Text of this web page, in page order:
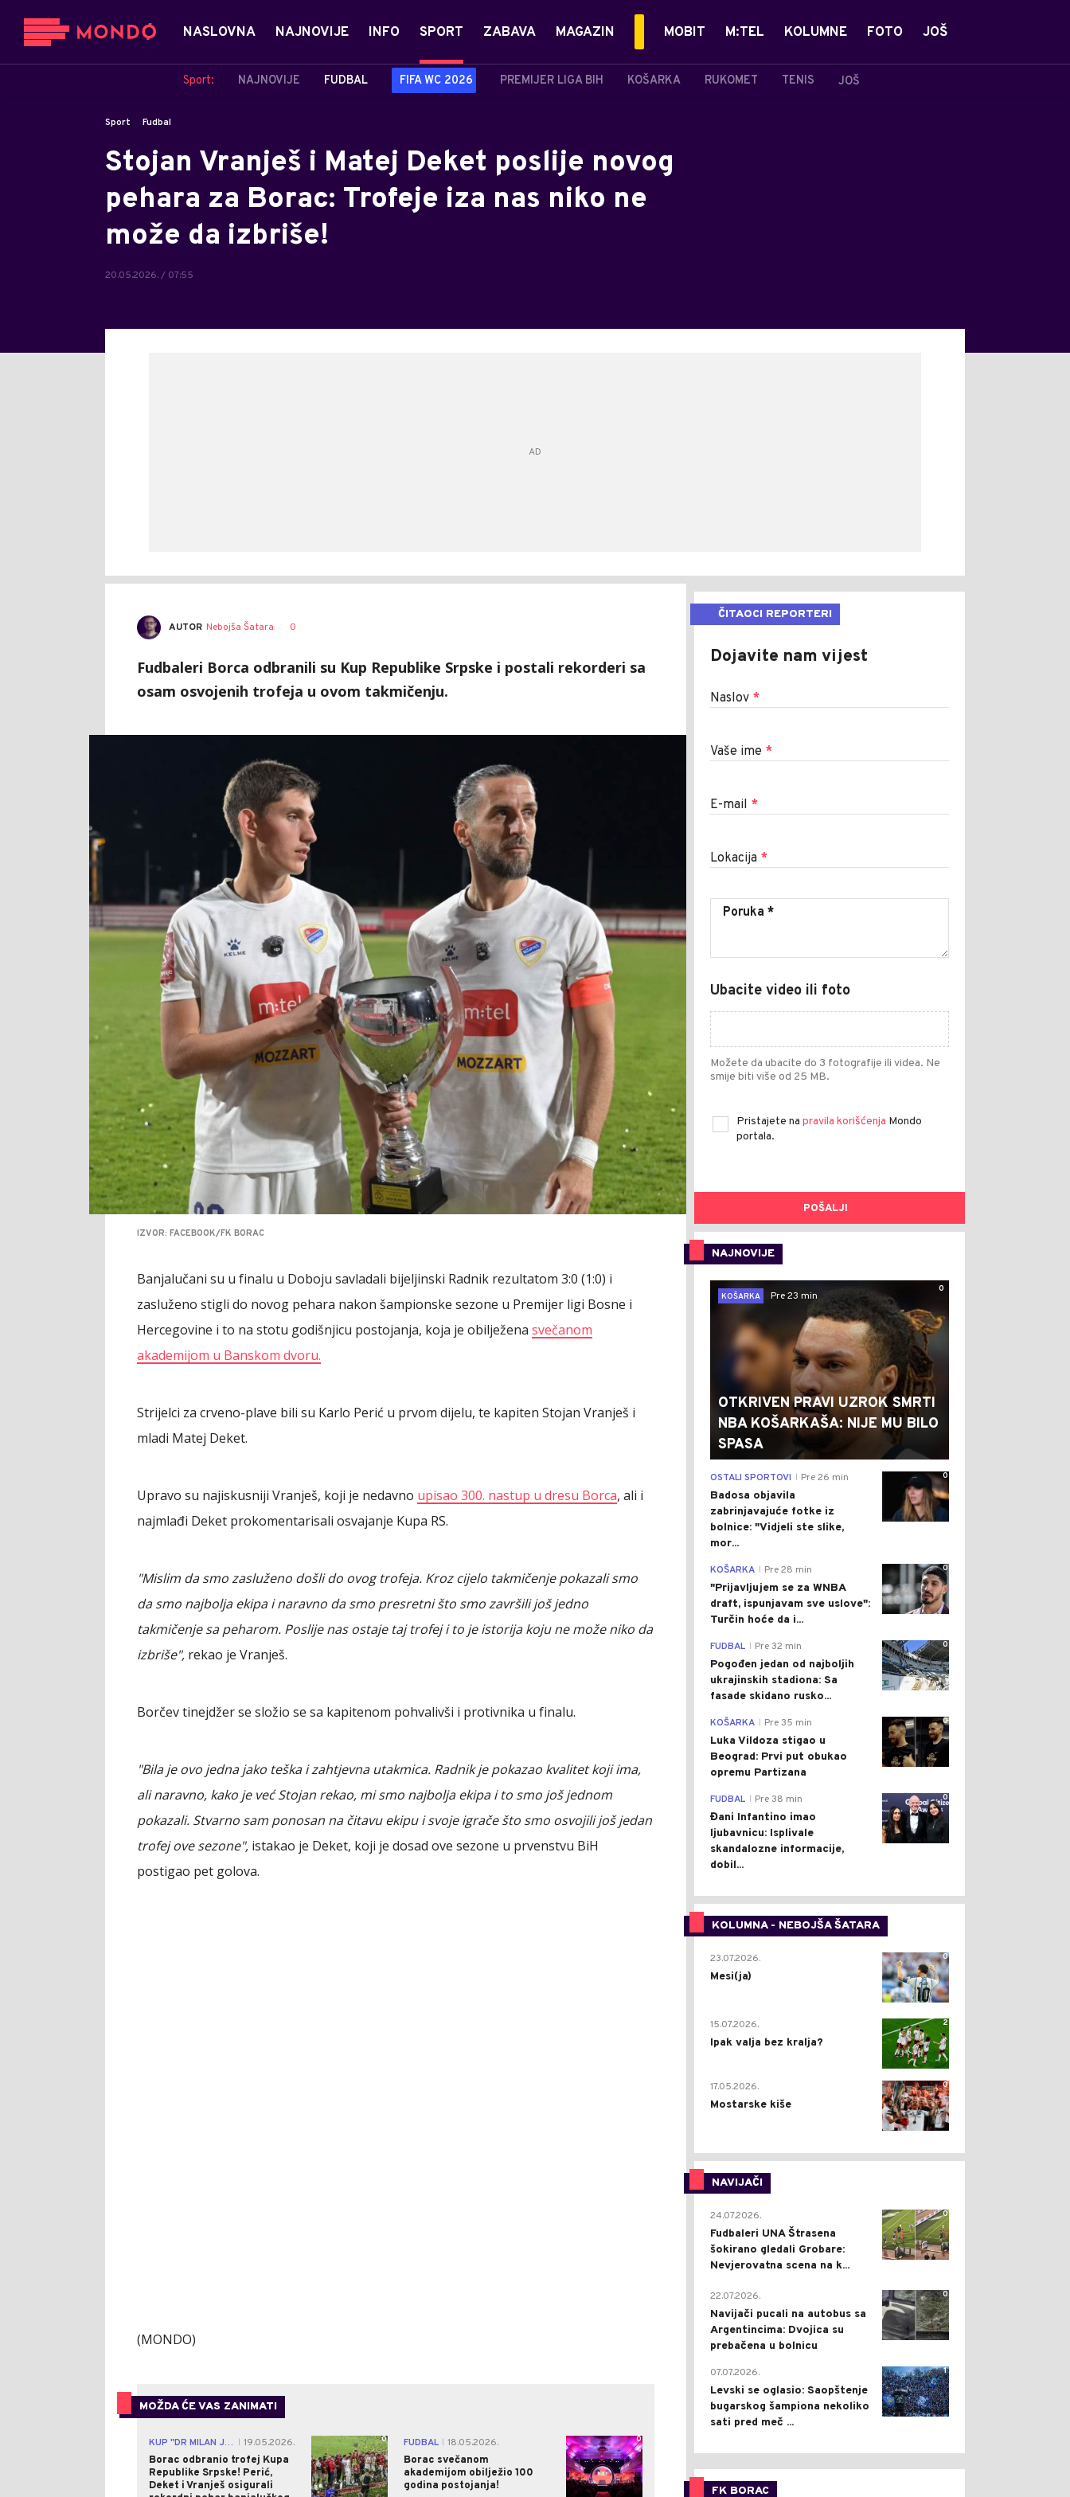
NASLOVNA NAJNOVIJE INFO SPORT
Sport: NAJNOVIJE FUDBAL FIFA WC 2026 PREMIJER LIGA BIH KOŠARKA RUKOMET TENIS JOŠ
ZABAVA MAGAZIN MOBIT M:TEL KOLUMNE FOTO JOŠ
Sport Fudbal
Stojan Vranješ i Matej Deket poslije novog
pehara za Borac: Trofeje iza nas niko ne
može da izbriše!
20.05.2026. / 07:55
AUTOR Nebojša Šatara 0
Fudbaleri Borca odbranili su Kup Republike Srpske i postali rekorderi sa
osam osvojenih trofeja u ovom takmičenju.
IZVOR: FACEBOOK/FK BORAC
Banjalučani su u finalu u Doboju savladali bijeljinski Radnik rezultatom 3:0 (1:0) i
zasluženo stigli do novog pehara nakon šampionske sezone u Premijer ligi Bosne i
Hercegovine i to na stotu godišnjicu postojanja, koja je obilježena svečanom
akademijom u Banskom dvoru.
Strijelci za crveno-plave bili su Karlo Perić u prvom dijelu, te kapiten Stojan Vranješ i
mladi Matej Deket.
Upravo su najiskusniji Vranješ, koji je nedavno upisao 300. nastup u dresu Borca, ali i
najmlađi Deket prokomentarisali osvajanje Kupa RS.
"Mislim da smo zasluženo došli do ovog trofeja. Kroz cijelo takmičenje pokazali smo
da smo najbolja ekipa i naravno da smo presretni što smo završili još jedno
takmičenje sa peharom. Poslije nas ostaje taj trofej i to je istorija koju ne može niko da
izbriše", rekao je Vranješ.
Borčev tinejdžer se složio se sa kapitenom pohvalivši i protivnika u finalu.
"Bila je ovo jedna jako teška i zahtjevna utakmica. Radnik je pokazao kvalitet koji ima,
ali naravno, kako je već Stojan rekao, mi smo najbolja ekipa i to smo još jednom
pokazali. Stvarno sam ponosan na čitavu ekipu i svoje igrače što smo osvojili još jedan
trofej ove sezone", istakao je Deket, koji je dosad ove sezone u prvenstvu BiH
postigao pet golova.
(MONDO)
MOŽDA ĆE VAS ZANIMATI
KUP "DR MILAN JELIĆ"
19.05.2026.
Borac odbranio trofej Kupa
Republike Srpske! Perić,
Deket i Vranješ osigurali
0 FUDBAL
18.05.2026.
Borac svečanom
akademijom obilježio 100
godina postojanja!
0
ČITAOCI REPORTERI
Dojavite nam vijest
Naslov *
Vaše ime *
E-mail *
Lokacija *
Ubacite video ili foto
Možete da ubacite do 3 fotografije ili videa. Ne
smije biti više od 25 MB.
Pristajete na pravila korišćenja Mondo
portala.
POŠALJI
NAJNOVIJE
0
KOŠARKA
Pre 23 min
OTKRIVEN PRAVI UZROK SMRTI
NBA KOŠARKAŠA: NIJE MU BILO
SPASA
0
OSTALI SPORTOVI Pre 26 min
Badosa objavila
zabrinjavajuće fotke iz
bolnice: "Vidjeli ste slike,
mor...
0
KOŠARKA Pre 28 min
"Prijavljujem se za WNBA
draft, ispunjavam sve uslove":
Turčin hoće da i...
0
FUDBAL Pre 32 min
Pogođen jedan od najboljih
ukrajinskih stadiona: Sa
fasade skidano rusko...
0
KOŠARKA Pre 35 min
Luka Vildoza stigao u
Beograd: Prvi put obukao
opremu Partizana
0
FUDBAL Pre 38 min
Đani Infantino imao
ljubavnicu: Isplivale
skandalozne informacije,
dobil...
KOLUMNA - NEBOJŠA ŠATARA
0
23.07.2026.
Mesi(ja)
2
15.07.2026.
Ipak valja bez kralja?
0
17.05.2026.
Mostarske kiše
NAVIJAČI
0
24.07.2026.
Fudbaleri UNA Štrasena
šokirano gledali Grobare:
Nevjerovatna scena na k...
0
22.07.2026.
Navijači pucali na autobus sa
Argentincima: Dvojica su
prebačena u bolnicu
1
07.07.2026.
Levski se oglasio: Saopštenje
bugarskog šampiona nekoliko
sati pred meč ...
FK BORAC